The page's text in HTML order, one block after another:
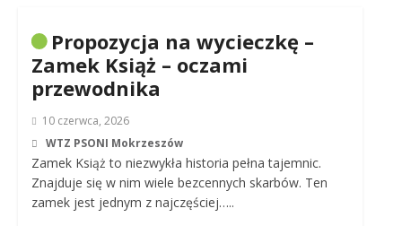
Propozycja na wycieczkę –
Zamek Książ – oczami
przewodnika
10 czerwca, 2026
WTZ PSONI Mokrzeszów
Zamek Książ to niezwykła historia pełna tajemnic.
Znajduje się w nim wiele bezcennych skarbów. Ten
zamek jest jednym z najczęściej…..